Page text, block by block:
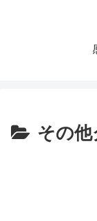
その他